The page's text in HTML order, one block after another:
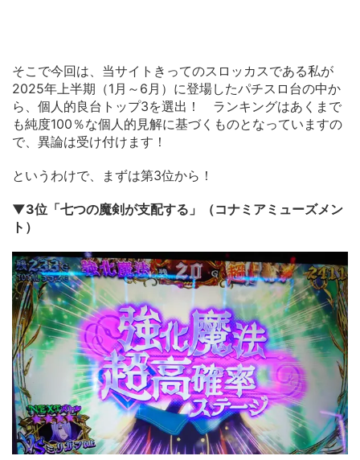
そこで今回は、当サイトきってのスロッカスである私が
2025年上半期（1月～6月）に登場したパチスロ台の中か
ら、個人的良台トップ3を選出！ ランキングはあくまで
も純度100％な個人的見解に基づくものとなっていますの
で、異論は受け付けます！
というわけで、まずは第3位から！
▼3位「七つの魔剣が支配する」（コナミアミューズメン
ト）